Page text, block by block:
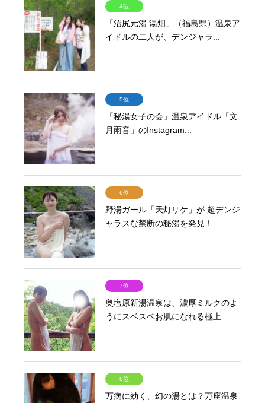
4位
「沼尻元湯 湯畑」（福島県）温泉ア
イドルの二人が、デンジャラ...
5位
「秘湯女子の会」温泉アイドル「文
月雨音」のInstagram...
6位
野湯ガール「天灯リケ」が 超デンジ
ャラスな禁断の秘湯を発見！...
7位
奥塩原新湯温泉は、濃厚ミルクのよ
うにスベスベお肌になれる極上...
8位
万病に効く、幻の湯とは？万座温泉